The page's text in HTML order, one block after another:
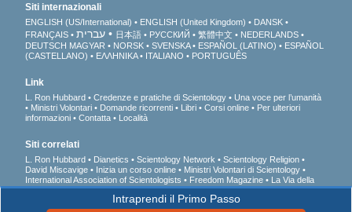
Intraprendi il Primo Passo
Siti internazionali
ENGLISH (US/International) ENGLISH (United Kingdom)
DANSK
FRANÇAIS
עברית 日本語 РУССКИЙ 繁體中文
NEDERLANDS
DEUTSCH MAGYAR NORSK SVENSKA ESPAÑOL (LATINO)
ESPAÑOL
(CASTELLANO)
ΕΛΛΗΝΙΚA ITALIANO PORTUGUÊS
Link
L. Ron Hubbard Credenze e pratiche di Scientology
Una voce per l’umanità
Ministri Volontari
Domande ricorrenti Libri Corsi online
Per ulteriori
informazioni
Contatta Località
Siti correlati
L. Ron Hubbard Dianetics Scientology Network
Scientology Religion
David Miscavige
Inizia un corso online
Ministri Volontari di Scientology
International Association of Scientologists
Freedom Magazine
La Via della
Felicità
A sostegno di un mondo libero dalla droga
Uniti per i Diritti Umani
Gioventù per i Diritti Umani
Comitato dei Cittadini per i Diritti Umani